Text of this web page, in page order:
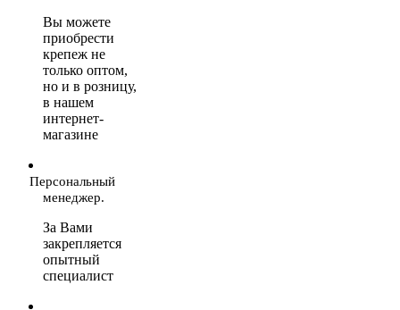
Вы можете
приобрести
крепеж не
только оптом,
но и в розницу,
в нашем
интернет-
магазине
Персональный
менеджер.
За Вами
закрепляется
опытный
специалист